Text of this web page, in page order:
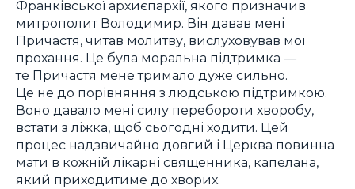
Франківської архиєпархії, якого призначив
митрополит Володимир. Він давав мені
Причастя, читав молитву, вислуховував мої
прохання. Це була моральна підтримка —
те Причастя мене тримало дуже сильно.
Це не до порівняння з людською підтримкою.
Воно давало мені силу перебороти хворобу,
встати з ліжка, щоб сьогодні ходити. Цей
процес надзвичайно довгий і Церква повинна
мати в кожній лікарні священника, капелана,
який приходитиме до хворих.